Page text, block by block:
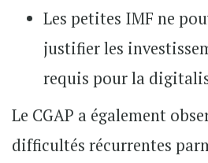
Les petites IMF ne
justifier les
requis pour la
Le CGAP a également
difficultés récurrentes